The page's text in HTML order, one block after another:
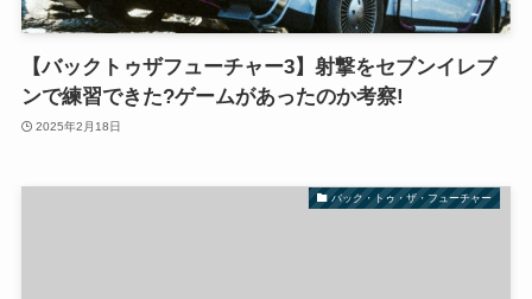
【バックトゥザフューチャー3】射撃をセブンイレブ
ンで練習できた?ゲームがあったのか考察!
2025年2月18日
バック・トゥ・ザ・フューチャー